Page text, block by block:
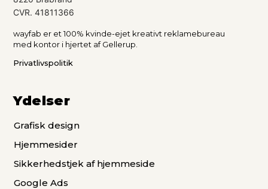
CVR. 41811366
wayfab er et 100% kvinde-ejet kreativt reklamebureau
med kontor i hjertet af Gellerup.
Privatlivspolitik
Ydelser
Grafisk design
Hjemmesider
Sikkerhedstjek af hjemmeside
Google Ads